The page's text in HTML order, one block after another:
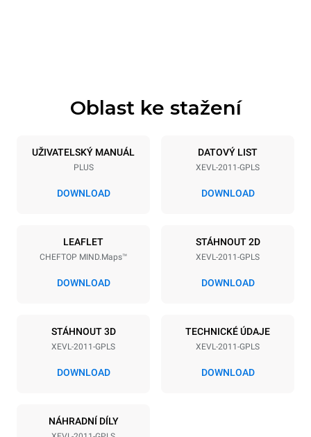
Specifikace plechů
20 GN 1/1
Vzdálenost mezi zásobníky
220-240V 1N~ 2,5 kW
Typ zástrčky
Schuko | ✓
Spotřeba v kWh
Oblast ke stažení
UŽIVATELSKÝ MANUÁL
PLUS
DOWNLOAD
DATOVÝ LIST
XEVL-2011-GPLS
DOWNLOAD
LEAFLET
CHEFTOP MIND.Maps™
DOWNLOAD
STÁHNOUT 2D
XEVL-2011-GPLS
DOWNLOAD
STÁHNOUT 3D
XEVL-2011-GPLS
DOWNLOAD
TECHNICKÉ ÚDAJE
XEVL-2011-GPLS
DOWNLOAD
NÁHRADNÍ DÍLY